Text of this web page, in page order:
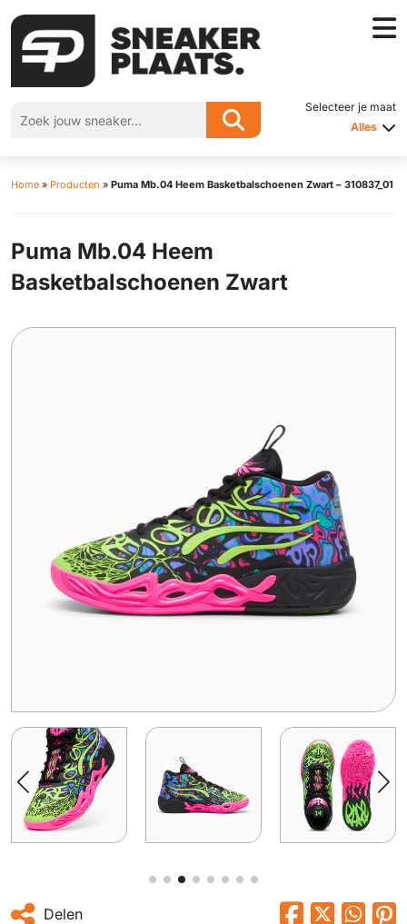
Selecteer je maat
Alles
Home » Producten » Puma Mb.04 Heem Basketbalschoenen Zwart – 310837_01
Puma Mb.04 Heem
Basketbalschoenen Zwart
Delen